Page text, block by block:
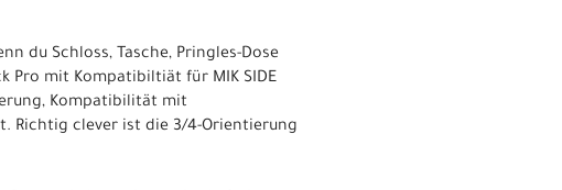
du Schloss, Tasche, Pringles-Dose
Pro mit Kompatibiltiät für MIK SIDE
Kompatibilität mit
Richtig clever ist die 3/4-Orientierung